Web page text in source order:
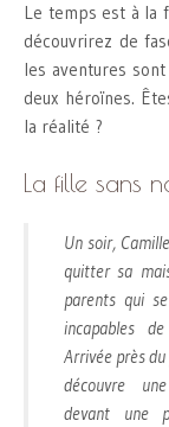
Le temps est à la
découvrirez de
les aventures
deux héroïnes.
la réalité ?
La fille sans
Un soir,
quitter sa
parents qui
incapables
Arrivée près
découvre
devant une